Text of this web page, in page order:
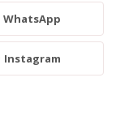
WhatsApp
Instagram